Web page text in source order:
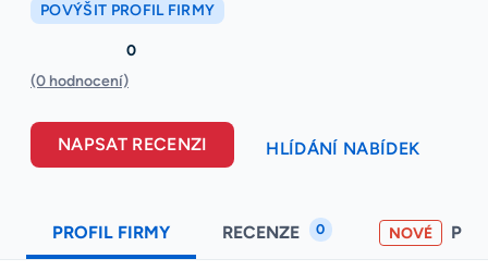
POVÝŠIT PROFIL FIRMY
0
(0 hodnocení)
NAPSAT RECENZI HLÍDÁNÍ NABÍDEK
PROFIL FIRMY RECENZE 0 NOVÉ